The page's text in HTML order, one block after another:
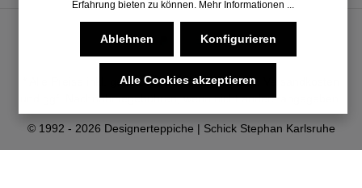
© 1992 - 2026 Designerteppiche | Schick Stephan Karlsruhe
* Alle Preise inkl. gesetzl. Mehrwertsteuer zzgl.
und ggf. Nachnahmegebühren, wenn nicht anders angegeben.
Erfahrung bieten zu können. Mehr Informationen ...
Ablehnen Konfigurieren
Alle Cookies akzeptieren